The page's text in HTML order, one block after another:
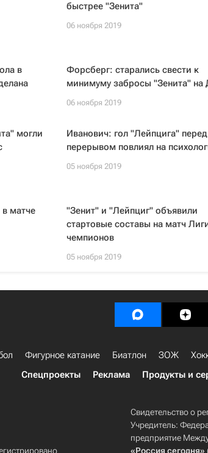
быстрее "Зенита"
06 ноября 2019
в
Форсберг: старались свести к
минимуму забросы "Зенита" на
06 ноября 2019
могли
Иванович: гол "Лейпцига" перед
перерывом повлиял на
05 ноября 2019
матче
"Зенит" и "Лейпциг" объявили
стартовые составы на матч
чемпионов
05 ноября 2019
Фигурное катание Биатлон ЗОЖ
Спецпроекты
Реклама Продукты и
Свидетельство о
Учредитель:
предприятие
«Россия сегодня»